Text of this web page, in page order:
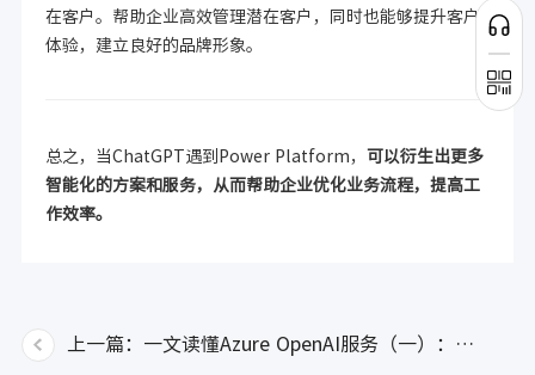
在客户。帮助企业高效管理潜在客户，同时也能够提升客户
体验，建立良好的品牌形象。
总之，当ChatGPT遇到Power Platform， 可以衍生出更多
智能化的方案和服务，从而帮助企业优化业务流程，提高工
作效率。
上一篇：一文读懂Azure OpenAI服务（一）：Azure OpenAI服务介绍篇